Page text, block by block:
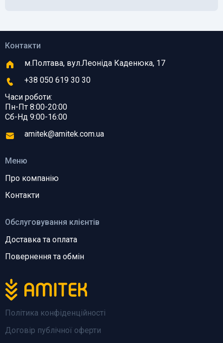
Політика конфіденційності
Договір публічної оферти
Обслуговування клієнтів
Доставка та оплата
Повернення та обмін
Меню
Про компанію
Контакти
Контакти
м.Полтава, вул.Леоніда Каденюка, 17
+38 050 619 30 30
Часи роботи:
Пн-Пт 8:00-20:00
Сб-Нд 9:00-16:00
amitek@amitek.com.ua